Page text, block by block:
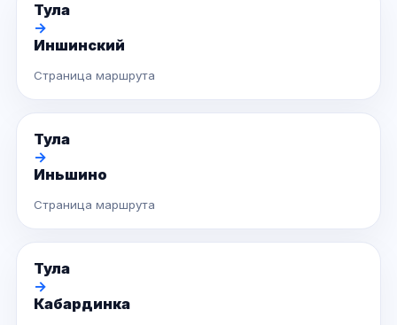
Тула
→
Иншинский
Страница маршрута
Тула
→
Иньшино
Страница маршрута
Тула
→
Кабардинка